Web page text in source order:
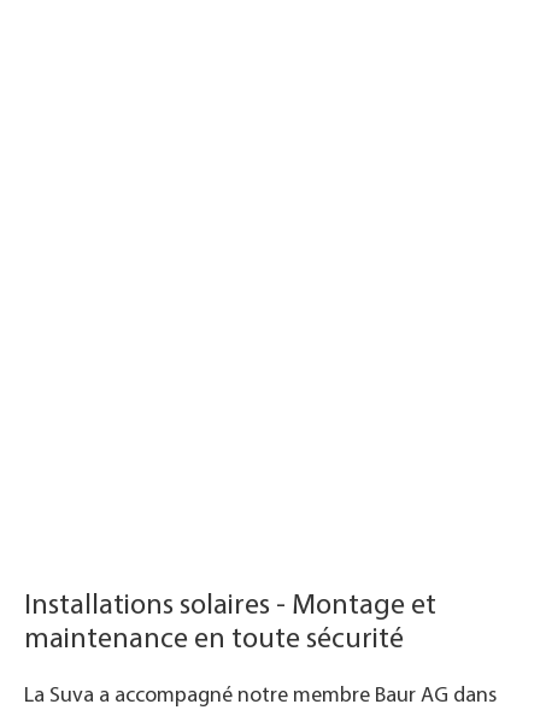
Installations solaires - Montage et
maintenance en toute sécurité
La Suva a accompagné notre membre Baur AG dans